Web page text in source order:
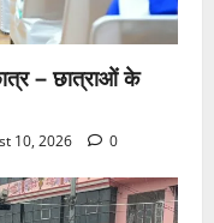
– छात्राओं के
10, 2026 0